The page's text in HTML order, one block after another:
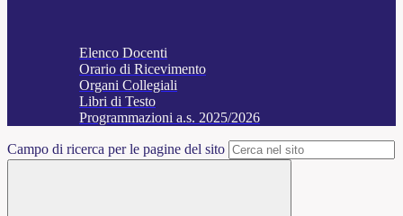
Elenco Docenti
Orario di Ricevimento
Organi Collegiali
Libri di Testo
Programmazioni a.s. 2025/2026
Campo di ricerca per le pagine del sito